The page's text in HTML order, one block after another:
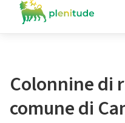
Colonnine di
comune di